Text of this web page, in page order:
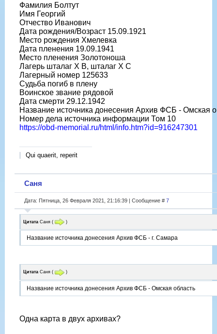
Фамилия Болтут
Имя Георгий
Отчество Иванович
Дата рождения/Возраст 15.09.1921
Место рождения Хмелевка
Дата пленения 19.09.1941
Место пленения Золотоноша
Лагерь шталаг X B, шталаг X C
Лагерный номер 125633
Судьба погиб в плену
Воинское звание рядовой
Дата смерти 29.12.1942
Название источника донесения Архив ФСБ - Омская
Номер дела источника информации Том 10
https://obd-memorial.ru/html/info.htm?id=916247301
Qui quaerit, reperit
Саня
Дата: Пятница, 26 Февраля 2021, 21:16:39 | Сообщение # 7
Цитата Саня ( )
Название источника донесения Архив ФСБ - г. Самара
Цитата Саня ( )
Название источника донесения Архив ФСБ - Омская область
Одна карта в двух архивах?